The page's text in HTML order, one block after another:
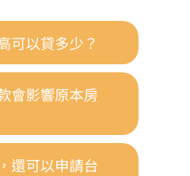
可以貸多少？
會影響原本房
還可以申請台